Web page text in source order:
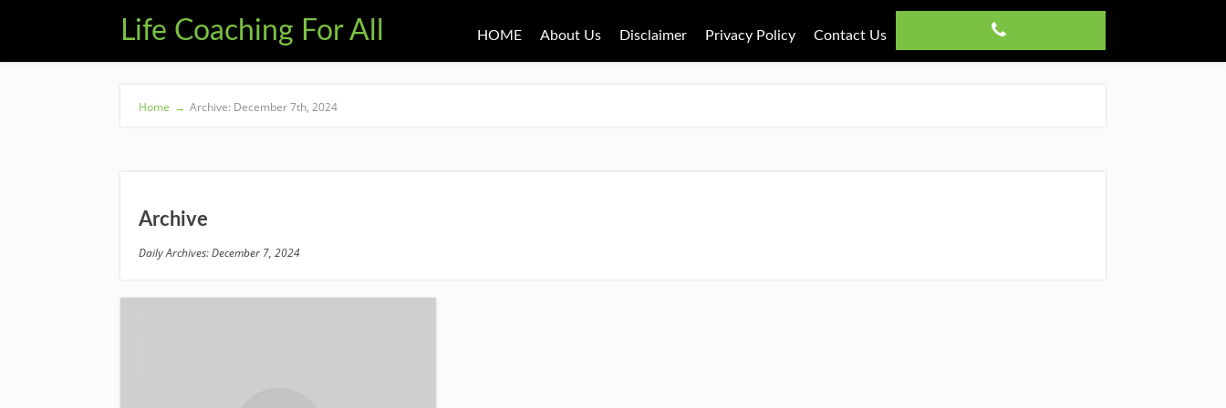
Life Coaching For All HOME About Us Disclaimer Privacy Policy Contact Us
Home → Archive: December 7th, 2024
Archive
Daily Archives: December 7, 2024